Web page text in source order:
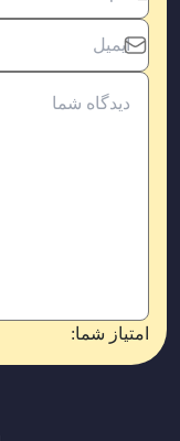
امتیاز شما: